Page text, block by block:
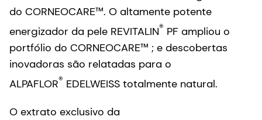
do CORNEOCARE™. O altamente potente
energizador da pele REVITALIN® PF ampliou o
portfólio do CORNEOCARE™ ; e descobertas
inovadoras são relatadas para o
ALPAFLOR® EDELWEISS totalmente natural.
O extrato exclusivo da